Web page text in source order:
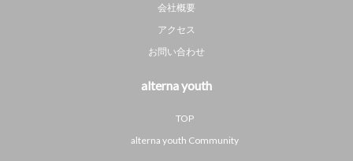
会社概要
アクセス
お問い合わせ
alterna youth
TOP
alterna youth Community